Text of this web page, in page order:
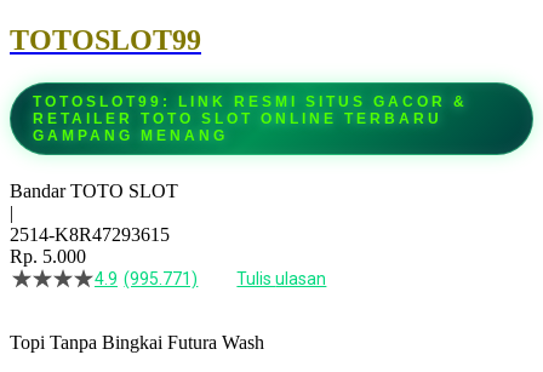
TOTOSLOT99
TOTOSLOT99: LINK RESMI SITUS GACOR &
RETAILER TOTO SLOT ONLINE TERBARU
GAMPANG MENANG
Bandar TOTO SLOT
|
2514-K8R47293615
Rp. 5.000
4.5
bintang,
4.9 (995.771) Tulis ulasan
Topi Tanpa Bingkai Futura Wash